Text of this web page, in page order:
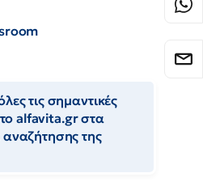
τις σημαντικές
το alfavita.gr στα
της